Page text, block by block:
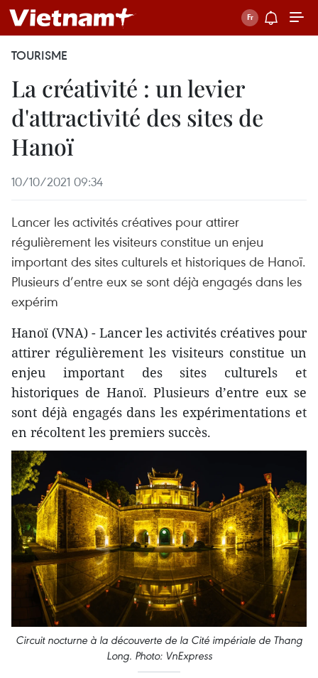
TOURISME
La créativité : un levier
d'attractivité des sites de
Hanoï
10/10/2021 09:34
Lancer les activités créatives pour attirer
régulièrement les visiteurs constitue un enjeu
important des sites culturels et historiques de Hanoï.
Plusieurs d’entre eux se sont déjà engagés dans les
expérim
Hanoï (VNA) - Lancer les activités créatives pour
attirer régulièrement les visiteurs constitue un
enjeu important des sites culturels et
historiques de Hanoï. Plusieurs d’entre eux se
sont déjà engagés dans les expérimentations et
en récoltent les premiers succès.
Circuit nocturne à la découverte de la Cité impériale de Thang
Long. Photo: VnExpress